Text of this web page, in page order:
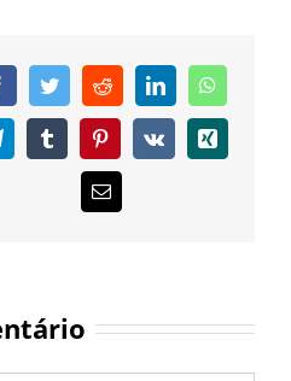
FacebookTwitterRedditLinkedIn
TelegramTumblr PinterestVk Xing
E-
mail